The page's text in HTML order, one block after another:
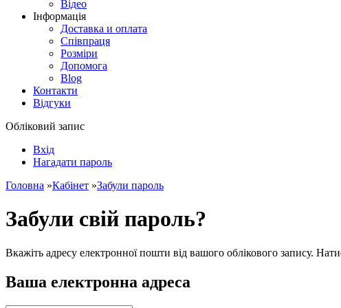
Відео
Інформація
Доставка и оплата
Співпраця
Розміри
Допомога
Blog
Контакти
Відгуки
Обліковий запис
Вхід
Нагадати пароль
Головна »Кабінет »Забули пароль
Забули свій пароль?
Вкажіть адресу електронної пошти від вашого облікового запису.
Ваша електронна адреса